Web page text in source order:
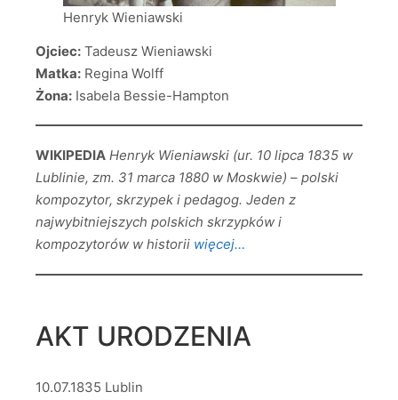
Henryk Wieniawski
Ojciec: Tadeusz Wieniawski
Matka: Regina Wolff
Żona: Isabela Bessie-Hampton
WIKIPEDIA Henryk Wieniawski (ur. 10 lipca 1835 w
Lublinie, zm. 31 marca 1880 w Moskwie) – polski
kompozytor, skrzypek i pedagog. Jeden z
najwybitniejszych polskich skrzypków i
kompozytorów w historii więcej…
AKT URODZENIA
10.07.1835 Lublin